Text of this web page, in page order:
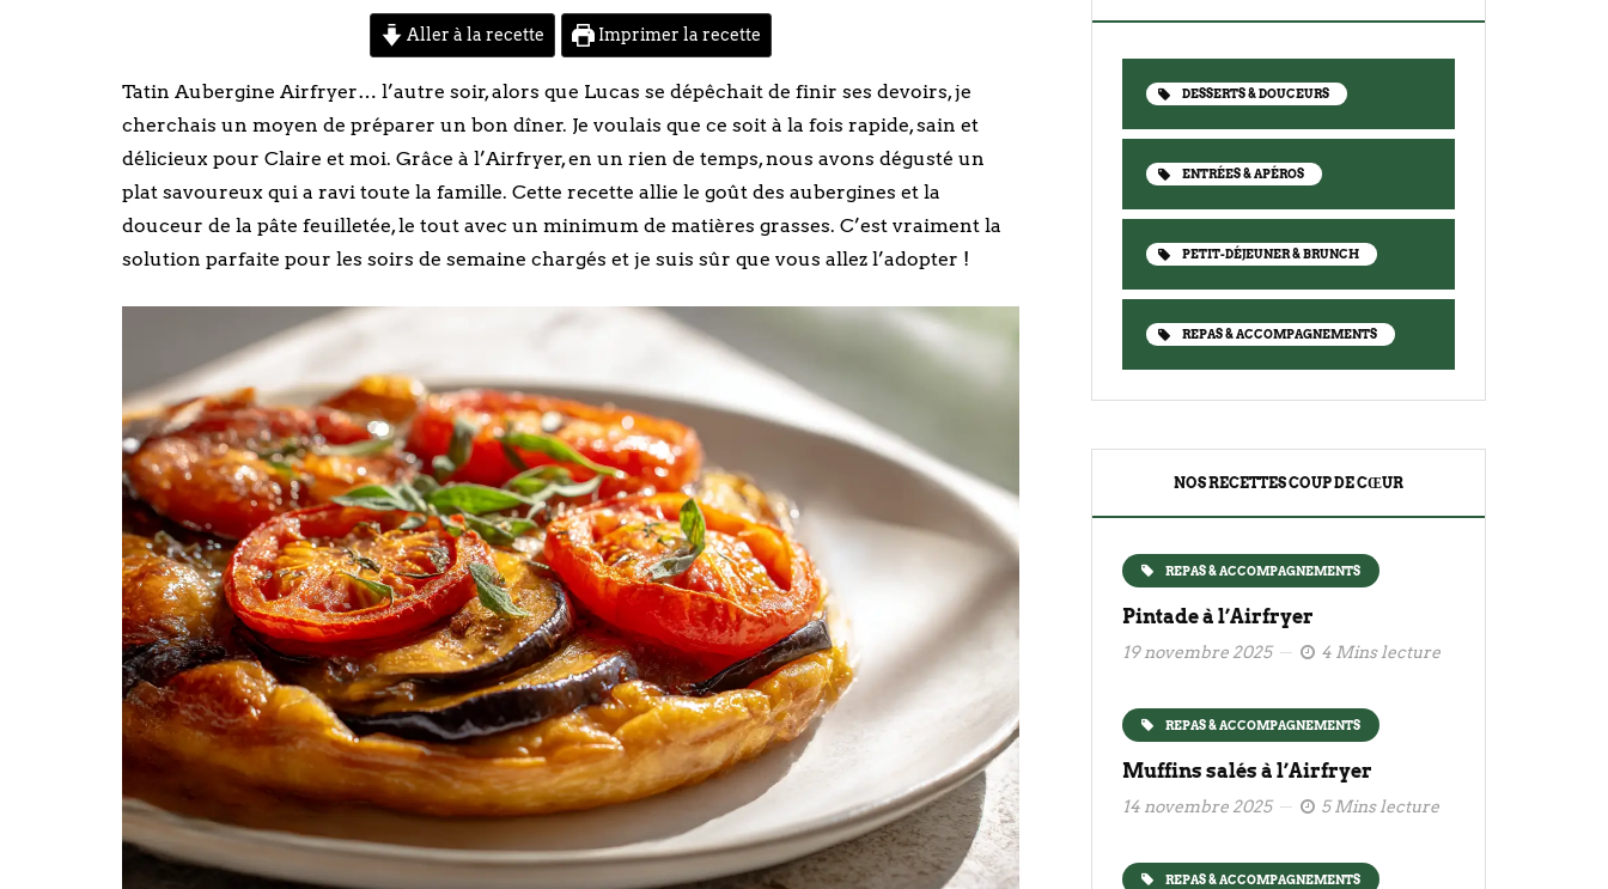
Aller à la recette Imprimer la recette
Tatin Aubergine Airfryer… l’autre soir, alors que Lucas se dépêchait de finir ses devoirs, je
cherchais un moyen de préparer un bon dîner. Je voulais que ce soit à la fois rapide, sain et
délicieux pour Claire et moi. Grâce à l’Airfryer, en un rien de temps, nous avons dégusté un
plat savoureux qui a ravi toute la famille. Cette recette allie le goût des aubergines et la
douceur de la pâte feuilletée, le tout avec un minimum de matières grasses. C’est vraiment la
solution parfaite pour les soirs de semaine chargés et je suis sûr que vous allez l’adopter !
DESSERTS & DOUCEURS
ENTRÉES & APÉROS
PETIT-DÉJEUNER & BRUNCH
REPAS & ACCOMPAGNEMENTS
NOS RECETTES COUP DE CŒUR
REPAS & ACCOMPAGNEMENTS
Pintade à l’Airfryer
19 novembre 2025 4 Mins lecture
REPAS & ACCOMPAGNEMENTS
Muffins salés à l’Airfryer
14 novembre 2025 5 Mins lecture
REPAS & ACCOMPAGNEMENTS